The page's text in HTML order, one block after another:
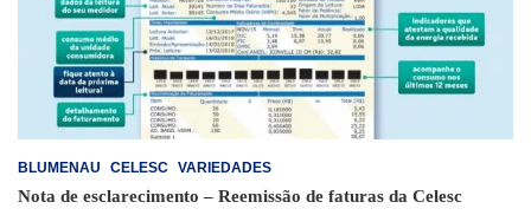
BLUMENAU CELESC VARIEDADES
Nota de esclarecimento – Reemissão de faturas da Celesc